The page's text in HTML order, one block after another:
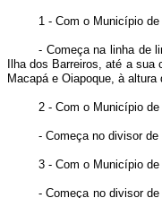
1 - Com o Município
- Começa na linha de
Ilha dos Barreiros, até a
Macapá e Oiapoque, à
2 - Com o Município de
- Começa no divisor
3 - Com o Município de
- Começa no divisor